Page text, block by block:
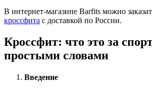
В интернет-магазине Barfits можно
кроссфита с доставкой по России.
Кроссфит: что это за
простыми словами
Введение